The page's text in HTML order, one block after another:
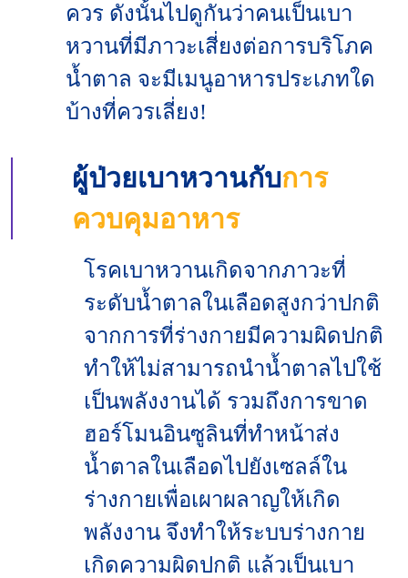
ควร ดังนั้นไปดูกันว่าคนเป็นเบา
หวานที่มีภาวะเสี่ยงต่อการบริโภค
น้ำตาล จะมีเมนูอาหารประเภทใด
บ้างที่ควรเลี่ยง!
ผู้ป่วยเบาหวานกับการ
ควบคุมอาหาร
โรคเบาหวานเกิดจากภาวะที่
ระดับน้ำตาลในเลือดสูงกว่าปกติ
จากการที่ร่างกายมีความผิดปกติ
ทำให้ไม่สามารถนำน้ำตาลไปใช้
เป็นพลังงานได้ รวมถึงการขาด
ฮอร์โมนอินซูลินที่ทำหน้าส่ง
น้ำตาลในเลือดไปยังเซลล์ใน
ร่างกายเพื่อเผาผลาญให้เกิด
พลังงาน จึงทำให้ระบบร่างกาย
เกิดความผิดปกติ แล้วเป็นเบา